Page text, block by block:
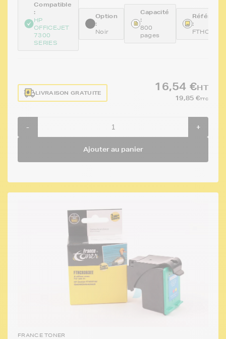
Compatible
:
HP
OFFICEJET
7300
SERIES
Option
:
Noir
Capacité
:
800
pages
:
FTHC8767
LIVRAISON GRATUITE
16,54 €HT
19,85 €TTC
- +
Ajouter au panier
FRANCE TONER